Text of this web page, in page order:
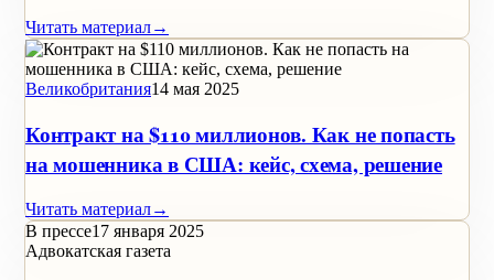
Читать материал→
Великобритания14 мая 2025
Контракт на $110 миллионов. Как не попасть
на мошенника в США: кейс, схема, решение
Читать материал→
В прессе17 января 2025
Адвокатская газета